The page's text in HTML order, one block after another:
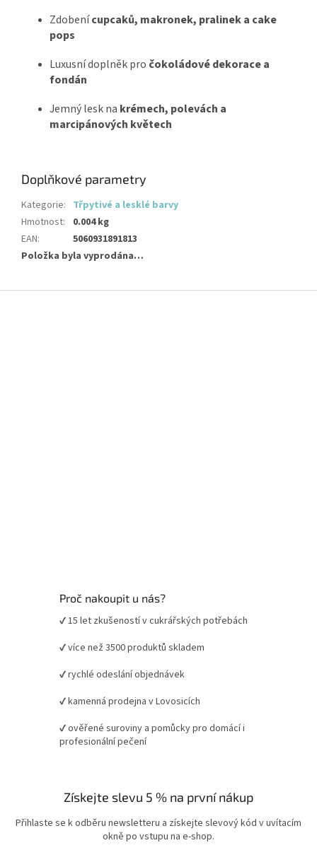
Zdobenícupcaků, makronek, pralinek a cake
pops
Luxusní doplněk pro čokoládové dekorace a
fondán
Jemný lesk na krémech, polevách a
marcipánových květech
Doplňkové parametry
Kategorie: Třpytivé a lesklé barvy
Hmotnost:
0.004 kg
EAN:
5060931891813
Položka byla vyprodána…
Proč nakoupit u nás?
✔ 15 let zkušeností v cukrářských potřebách
✔ více než 3500 produktů skladem
✔ rychlé odeslání objednávek
✔ kamenná prodejna v Lovosicích
✔ ověřené suroviny a pomůcky pro domácí i
profesionální pečení
Získejte slevu 5 % na první nákup
Přihlaste se k odběru newsletteru a získejte slevový kód v uvítacím
okně po vstupu na e-shop.